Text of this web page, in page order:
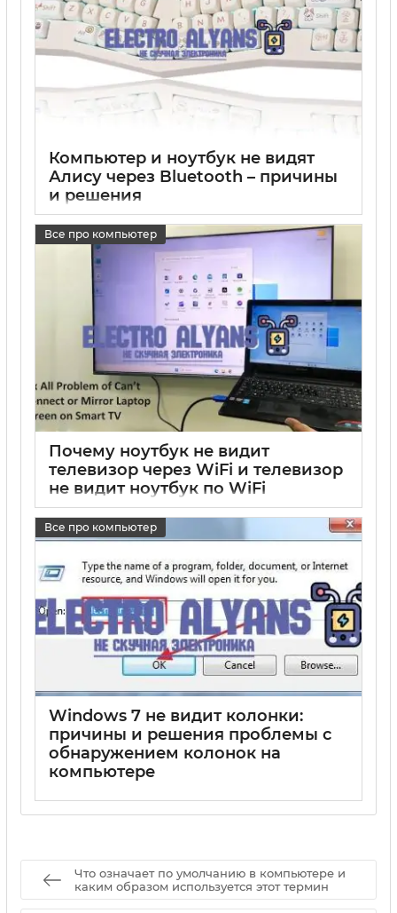
Компьютер и ноутбук не видят
Алису через Bluetooth – причины
и решения
Все про компьютер
Почему ноутбук не видит
телевизор через WiFi и телевизор
не видит ноутбук по WiFi
Все про компьютер
Windows 7 не видит колонки:
причины и решения проблемы с
обнаружением колонок на
компьютере
17 05 2025 0
Что означает по умолчанию в компьютере и
каким образом используется этот термин